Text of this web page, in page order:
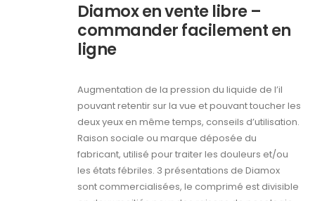
Diamox en vente libre –
commander facilement en
ligne
Augmentation de la pression du liquide de l’il
pouvant retentir sur la vue et pouvant toucher les
deux yeux en même temps, conseils d’utilisation.
Raison sociale ou marque déposée du
fabricant, utilisé pour traiter les douleurs et/ou
les états fébriles. 3 présentations de Diamox
sont commercialisées, le comprimé est divisible